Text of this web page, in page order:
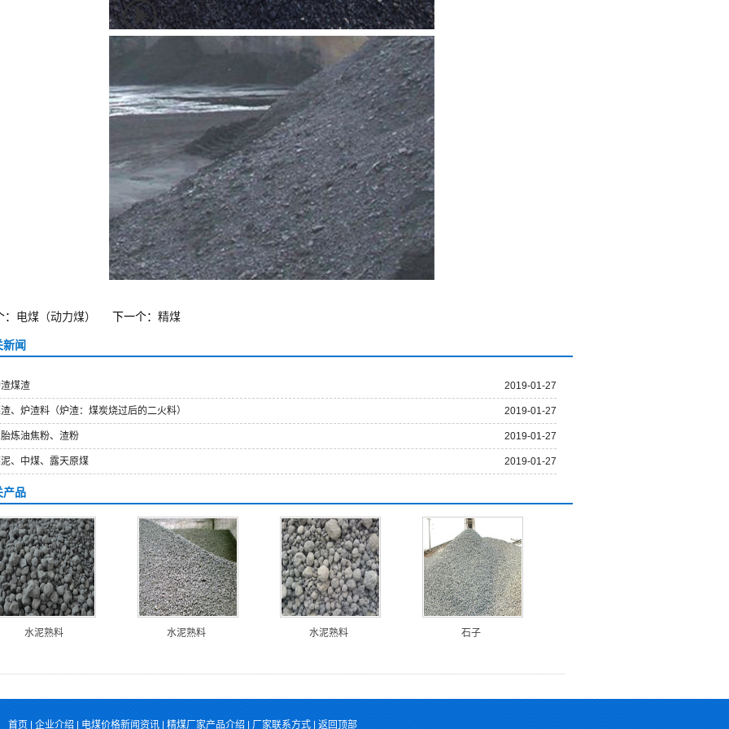
电煤（动力煤） 下一个： 精煤
新闻
2019-01-27
煤渣
2019-01-27
、炉渣料（炉渣：煤炭烧过后的二火料）
2019-01-27
炼油焦粉、渣粉
2019-01-27
、中煤、露天原煤
产品
水泥熟料 水泥熟料 水泥熟料 石子
首页 企业介绍 电煤价格新闻资讯| 精煤厂家产品介绍 厂家联系方式| 返回顶部